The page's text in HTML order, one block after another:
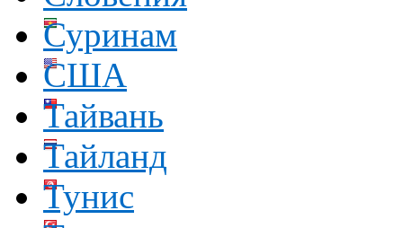
Суринам
США
Тайвань
Тайланд
Тунис